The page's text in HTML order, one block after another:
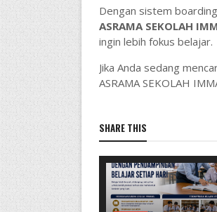
Dengan sistem
ASRAMA SEKOLAH
ingin lebih fokus belajar.
Jika Anda sedang
ASRAMA SEKOLAH
SHARE THIS